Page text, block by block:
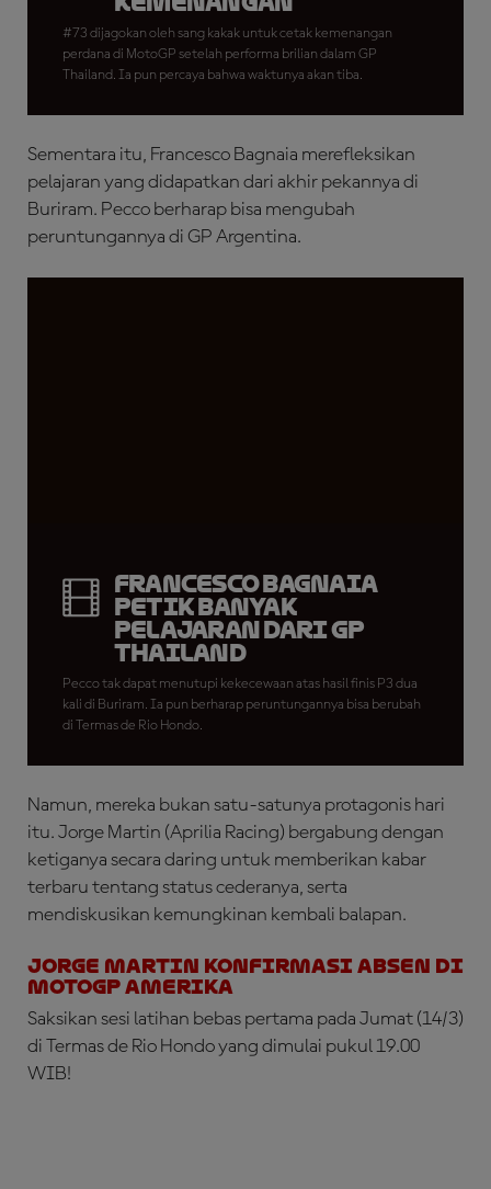
#73 dijagokan oleh sang kakak untuk cetak kemenangan
perdana di MotoGP setelah performa brilian dalam GP
Thailand. Ia pun percaya bahwa waktunya akan tiba.
Sementara itu, Francesco Bagnaia merefleksikan
pelajaran yang didapatkan dari akhir pekannya di
Buriram. Pecco berharap bisa mengubah
peruntungannya di GP Argentina.
Francesco Bagnaia
Petik Banyak
Pelajaran dari GP
Thailand
Pecco tak dapat menutupi kekecewaan atas hasil finis P3 dua
kali di Buriram. Ia pun berharap peruntungannya bisa berubah
di Termas de Rio Hondo.
Namun, mereka bukan satu-satunya protagonis hari
itu. Jorge Martin (Aprilia Racing) bergabung dengan
ketiganya secara daring untuk memberikan kabar
terbaru tentang status cederanya, serta
mendiskusikan kemungkinan kembali balapan.
JORGE MARTIN KONFIRMASI ABSEN DI
MOTOGP AMERIKA
Saksikan sesi latihan bebas pertama pada Jumat (14/3)
di Termas de Rio Hondo yang dimulai pukul 19.00
WIB!